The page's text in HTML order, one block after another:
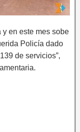
y en este mes sobe
Policía dado
de servicios”,